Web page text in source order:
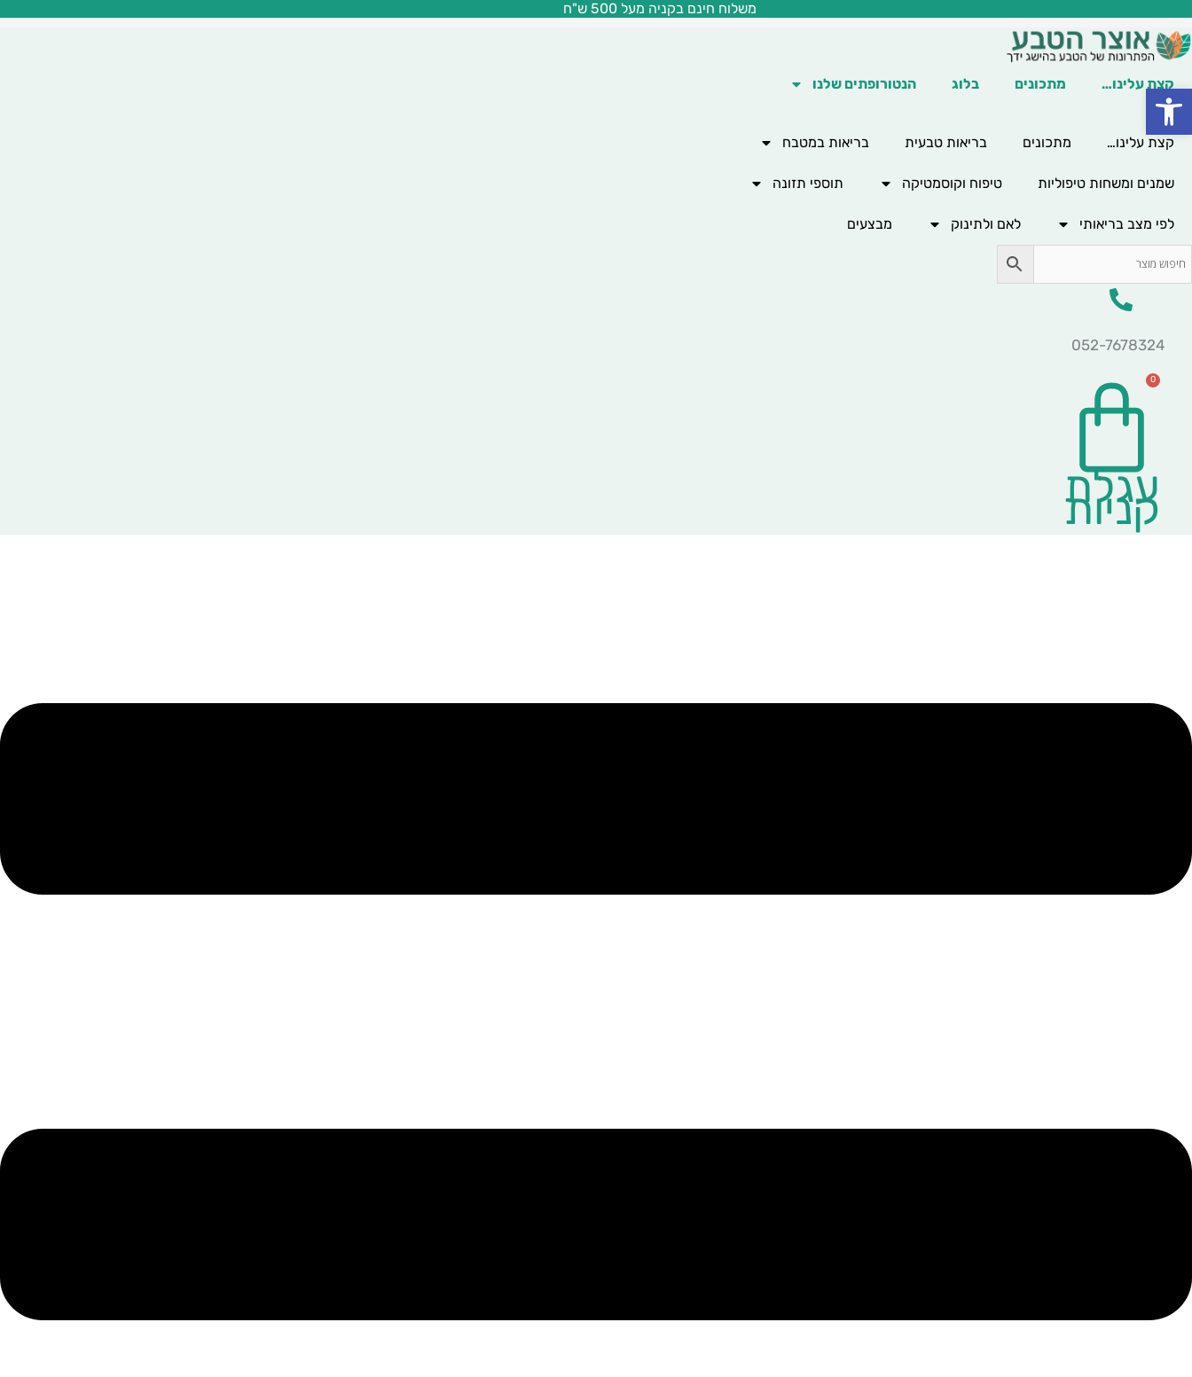
פתח סרגל נגישות
לתוכן
משלוח חינם בקניה מעל 500 ש"ח
קצת עלינו… מתכונים בלוג הנטורופתים שלנו
קצת עלינו… מתכונים בריאות טבעית בריאות במטבח
שמנים ומשחות טיפוליות טיפוח וקוסמטיקה תוספי תזונה
לפי מצב בריאותי לאם ולתינוק מבצעים
052-7678324
0
עגלת
קניות